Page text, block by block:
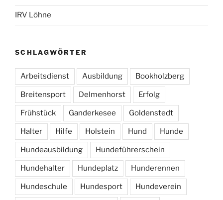
IRV Löhne
SCHLAGWÖRTER
Arbeitsdienst Ausbildung Bookholzberg
Breitensport Delmenhorst Erfolg
Frühstück Ganderkesee Goldenstedt
Halter Hilfe Holstein Hund Hunde
Hundeausbildung Hundeführerschein
Hundehalter Hundeplatz Hunderennen
Hundeschule Hundesport Hundeverein